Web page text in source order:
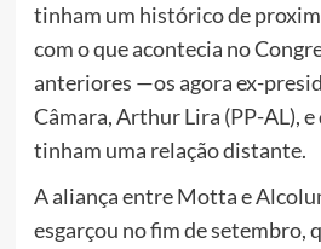
tinham um histórico de
com o que acontecia no
anteriores —os agora ex-
Câmara, Arthur Lira (PP-AL), e
tinham uma relação distante.
A aliança entre Motta e
esgarçou no fim de setembro,